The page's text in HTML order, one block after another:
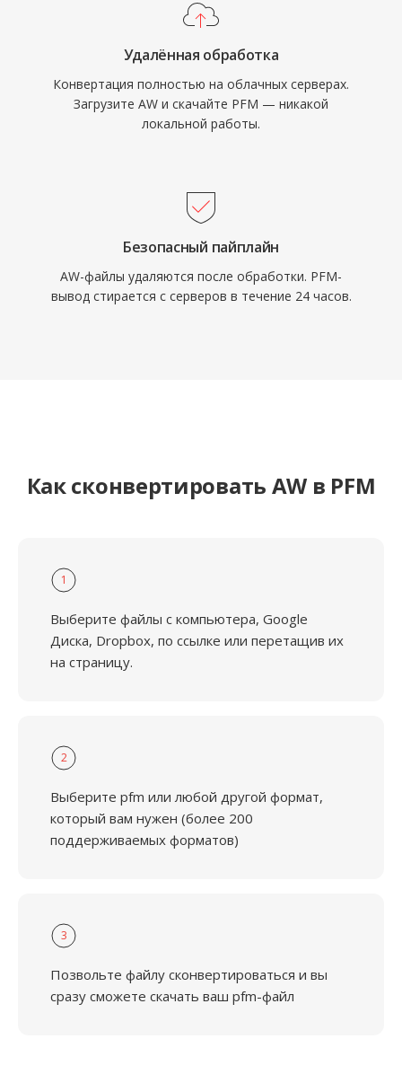
Удалённая обработка
Конвертация полностью на облачных серверах.
Загрузите AW и скачайте PFM — никакой
локальной работы.
Безопасный пайплайн
AW-файлы удаляются после обработки. PFM-
вывод стирается с серверов в течение 24 часов.
Как сконвертировать AW в PFM
1
Выберите файлы с компьютера, Google
Диска, Dropbox, по ссылке или перетащив их
на страницу.
2
Выберите pfm или любой другой формат,
который вам нужен (более 200
поддерживаемых форматов)
3
Позвольте файлу сконвертироваться и вы
сразу сможете скачать ваш pfm-файл